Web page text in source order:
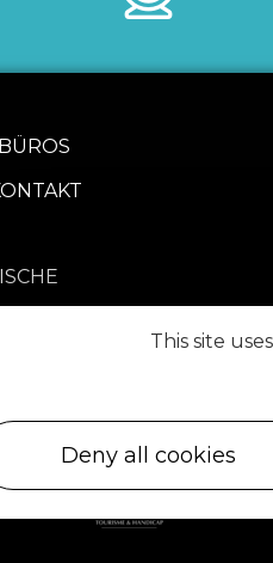
This site
Deny all cookies